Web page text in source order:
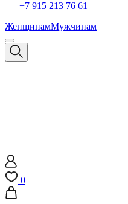
+7 915 213 76 61
ЖенщинамМужчинам
0